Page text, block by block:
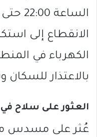
الانقطاع إلى
الكهرباء في
بالاعتذار
العثور على سلاح
عُثر على مسدس